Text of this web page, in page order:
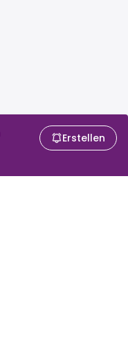
Erstellen